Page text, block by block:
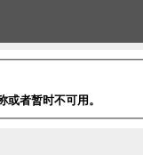
者暂时不可用。